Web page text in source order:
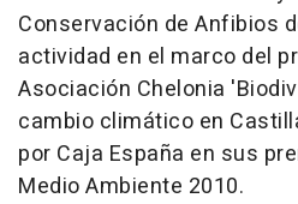
Conservación de Anfibios
actividad en el marco del
Asociación Chelonia
cambio climático en
por Caja España en sus
Medio Ambiente 2010.